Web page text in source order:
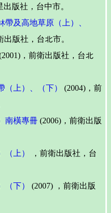
出版社，台中市。
帶及高地草原（上）、
出版社，台北市。
，前衛出版社，台北
（上）、（下）
(2004)，前
南橫專冊 (2006)，前衛出版
（上）
，前衛出版社，台
（下）
(2007) ，前衛出版